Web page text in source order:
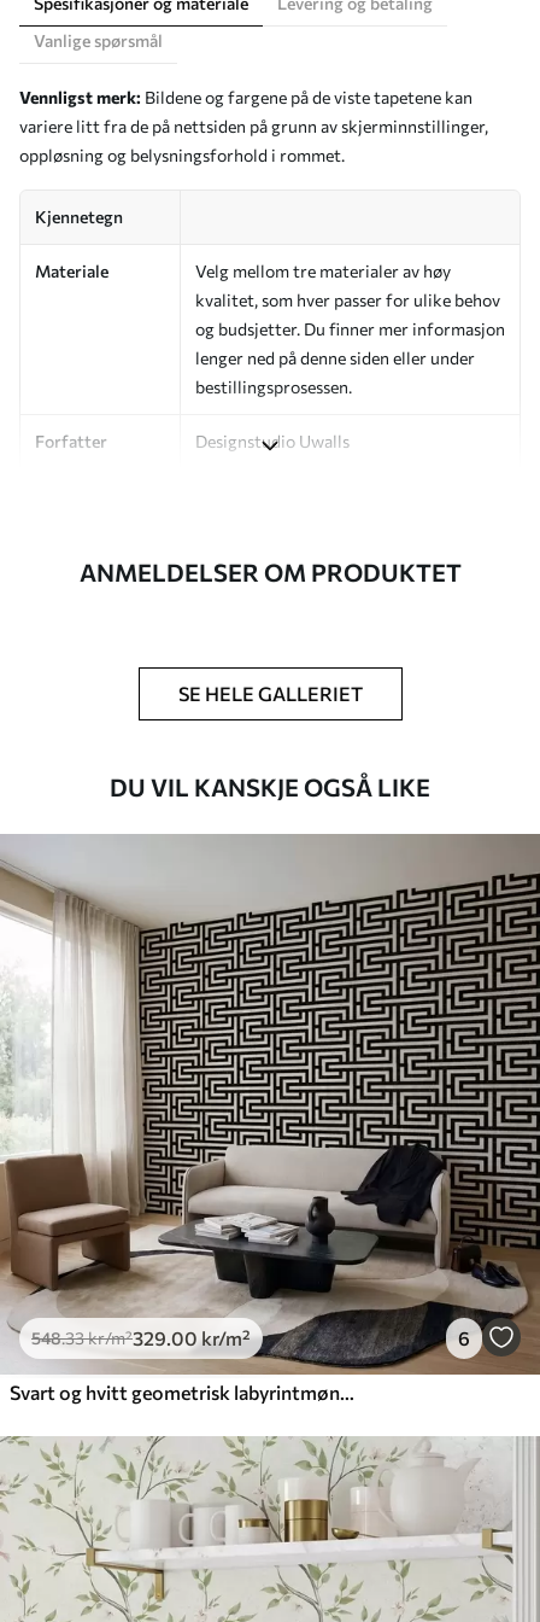
Vanlige spørsmål
Vennligst merk: Bildene og fargene på de viste tapetene kan
variere litt fra de på nettsiden på grunn av skjerminnstillinger,
oppløsning og belysningsforhold i rommet.
Kjennetegn
Materiale
Velg mellom tre materialer av høy
kvalitet, som hver passer for ulike behov
og budsjetter. Du finner mer informasjon
lenger ned på denne siden eller under
bestillingsprosessen.
Forfatter Designstudio Uwalls
Du kan legge til et lakkbelegg og/eller
Rengjøring
Tapetet kan rengjøres skånsomt med en
Påføringsmetode Sømløs applikasjon
Tilgjengelige materialer
Standard
.00kr/m²
Premium
.00 .00kr/m²
Premium vinyl
650.00390.00 kr/m²
ANMELDELSER OM PRODUKTET
SE HELE GALLERIET
DU VIL KANSKJE OGSÅ LIKE
548.33kr/m²329.00 kr/m² 6
Svart og hvitt geometrisk labyrintmønster